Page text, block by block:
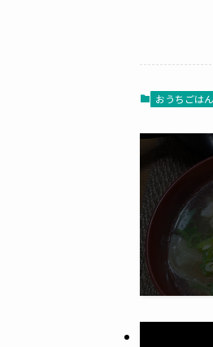
おうちごはん